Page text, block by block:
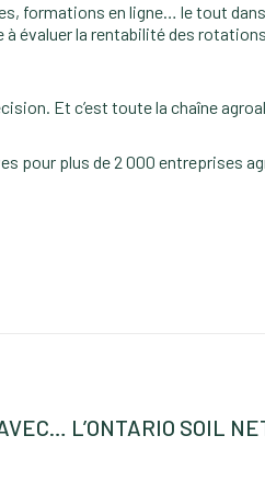
formations en ligne… le tout dans
à évaluer la rentabilité des
Et c’est toute la chaîne
pour plus de 2 000 entreprises
L’ONTARIO SOIL